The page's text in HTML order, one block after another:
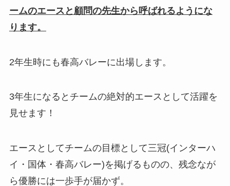
ームのエースと顧問の先生から呼ばれるようにな
ります。
2年生時にも春高バレーに出場します。
3年生になるとチームの絶対的エースとして活躍を
見せます！
エースとしてチームの目標として三冠(インターハ
イ・国体・春高バレー)を掲げるものの、残念なが
ら優勝には一歩手が届かず。